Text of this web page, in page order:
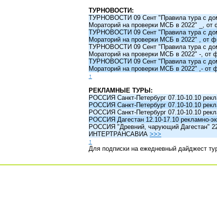
ТУРНОВОСТИ:
ТУРНОВОСТИ 09 Сент "Правила тура с
Мораторий на проверки МСБ в 2022" _,
ТУРНОВОСТИ 09 Сент "Правила тура с
Мораторий на проверки МСБ в 2022" ,
ТУРНОВОСТИ 09 Сент "Правила тура с
Мораторий на проверки МСБ в 2022" -,
ТУРНОВОСТИ 09 Сент "Правила тура с
Мораторий на проверки МСБ в 2022" ,-
↑
РЕКЛАМНЫЕ ТУРЫ:
РОССИЯ Санкт-Петербург 07.10-10.10
РОССИЯ Санкт-Петербург 07.10-10.10
РОССИЯ Санкт-Петербург 07.10-10.10
РОССИЯ Дагестан 12.10-17.10 рекламно-
РОССИЯ "Древний, чарующий Дагестан"
ИНТЕРТРАНСАВИА >>>
↑
Для подписки на ежедневный дайджест